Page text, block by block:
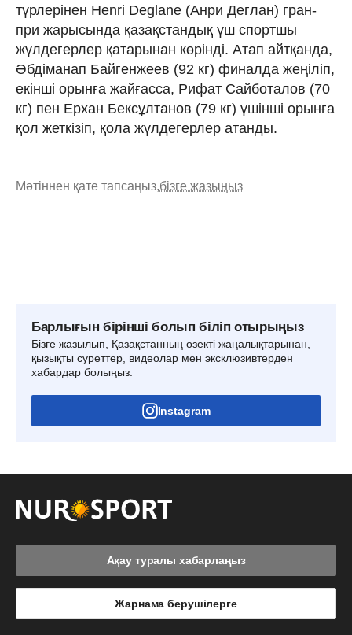
түрлерінен Henri Deglane (Анри Деглан) гран-
при жарысында қазақстандық үш спортшы
жүлдегерлер қатарынан көрінді. Атап айтқанда,
Әбдіманап Байгенжеев (92 кг) финалда жеңіліп,
екінші орынға жайғасса, Рифат Сайботалов (70
кг) пен Ерхан Бексұлтанов (79 кг) үшінші орынға
қол жеткізіп, қола жүлдегерлер атанды.
Мәтіннен қате тапсаңыз,бізге жазыңыз
Барлығын бірінші болып біліп отырыңыз
Бізге жазылып, Қазақстанның өзекті жаңалықтарынан,
қызықты суреттер, видеолар мен эксклюзивтерден
хабардар болыңыз.
Instagram
Ақау туралы хабарлаңыз
Жарнама берушілерге